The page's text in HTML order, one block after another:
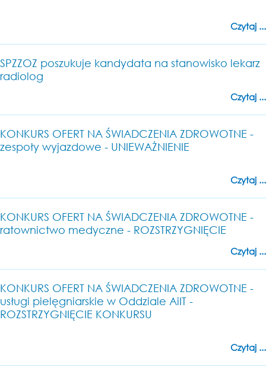
Czytaj ...
SPZZOZ poszukuje kandydata na stanowisko lekarz
radiolog
Czytaj ...
KONKURS OFERT NA ŚWIADCZENIA ZDROWOTNE -
zespoły wyjazdowe - UNIEWAŻNIENIE
Czytaj ...
KONKURS OFERT NA ŚWIADCZENIA ZDROWOTNE -
ratownictwo medyczne - ROZSTRZYGNIĘCIE
Czytaj ...
KONKURS OFERT NA ŚWIADCZENIA ZDROWOTNE -
usługi pielęgniarskie w Oddziale AiIT -
ROZSTRZYGNIĘCIE KONKURSU
Czytaj ...